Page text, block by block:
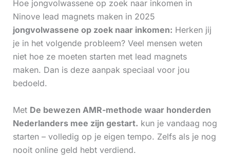
Hoe jongvolwassene op zoek naar inkomen in
Ninove lead magnets maken in 2025
jongvolwassene op zoek naar inkomen: Herken jij
je in het volgende probleem? Veel mensen weten
niet hoe ze moeten starten met lead magnets
maken. Dan is deze aanpak speciaal voor jou
bedoeld.
Met De bewezen AMR-methode waar honderden
Nederlanders mee zijn gestart. kun je vandaag nog
starten – volledig op je eigen tempo. Zelfs als je nog
nooit online geld hebt verdiend.